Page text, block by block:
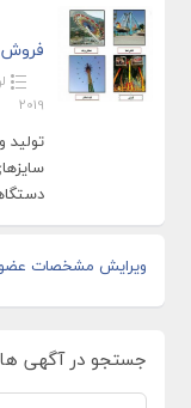
فروش
2019
ویرایش مشخصات
جستجو در آگهی ها